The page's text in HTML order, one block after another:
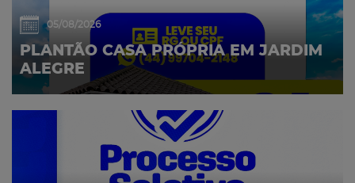
05/08/2026
PLANTÃO CASA PRÓPRIA EM JARDIM
ALEGRE